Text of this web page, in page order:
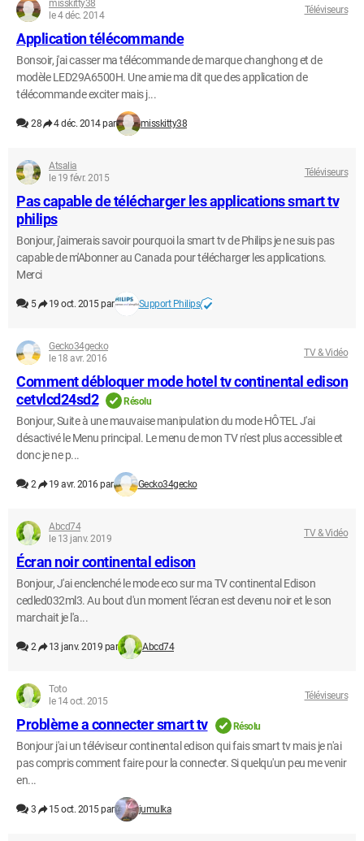
misskitty38
le 4 déc. 2014
Téléviseurs
Application télécommande
Bonsoir, j'ai casser ma télécommande de marque changhong et de
modèle LED29A6500H. Une amie ma dit que des application de
télécommande exciter mais j...
28 4 déc. 2014 par misskitty38
Atsalia
le 19 févr. 2015
Téléviseurs
Pas capable de télécharger les applications smart tv
philips
Bonjour, j'aimerais savoir pourquoi la smart tv de Philips je ne suis pas
capable de m'Abonner au Canada pour télécharger les applications.
Merci
5 19 oct. 2015 par Support Philips
Gecko34gecko
le 18 avr. 2016
TV & Vidéo
Comment débloquer mode hotel tv continental edison
cetvlcd24sd2
Résolu
Bonjour, Suite à une mauvaise manipulation du mode HÔTEL J'ai
désactivé le Menu principal. Le menu de mon TV n'est plus accessible et
donc je ne p...
2 19 avr. 2016 par Gecko34gecko
Abcd74
le 13 janv. 2019
TV & Vidéo
Écran noir continental edison
Bonjour, J'ai enclenché le mode eco sur ma TV continental Edison
cedled032ml3. Au bout d'un moment l'écran est devenu noir et le son
marchait je l'a...
2 13 janv. 2019 par Abcd74
Toto
le 14 oct. 2015
Téléviseurs
Problème a connecter smart tv Résolu
Bonjour j'ai un téléviseur continental edison qui fais smart tv mais je n'ai
pas compris comment faire pour la connecter. Si quelqu'un peu me venir
en...
3 15 oct. 2015 par jumulka